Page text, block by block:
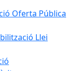
Oferta Pública
Llei